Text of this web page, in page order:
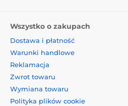
Wszystko o zakupach
Dostawa i płatność
Warunki handlowe
Reklamacja
Zwrot towaru
Wymiana towaru
Polityka plików cookie